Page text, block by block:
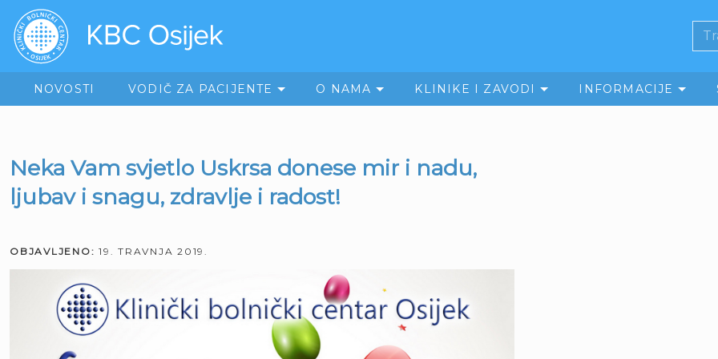
NOVOSTI VODIČ ZA PACIJENTE O NAMA KLINIKE I ZAVODI INFORMACIJE
Neka Vam svjetlo Uskrsa donese mir i nadu,
ljubav i snagu, zdravlje i radost!
OBJAVLJENO: 19. TRAVNJA 2019.